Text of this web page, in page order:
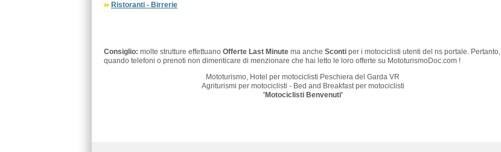
Ristoranti - Birrerie
Consiglio: molte strutture effettuano Offerte Last Minutema anche Scontiper i motociclisti utenti del ns portale. Pertanto,
quando telefoni o prenoti non dimenticare di menzionare che hai letto le loro offerte su MototurismoDoc.com !
Mototurismo, Hotel per motociclisti Peschiera del Garda VR
Agriturismi per motociclisti - Bed and Breakfast per motociclisti
'Motociclisti Benvenuti'